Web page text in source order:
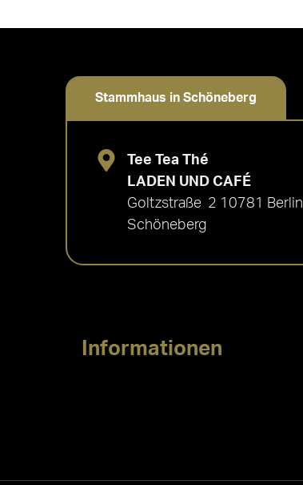
Stammhaus in Schöneberg
Tee Tea Thé
LADEN UND CAFÉ
Goltzstraße 2 10781 Berlin
Schöneberg
Informationen